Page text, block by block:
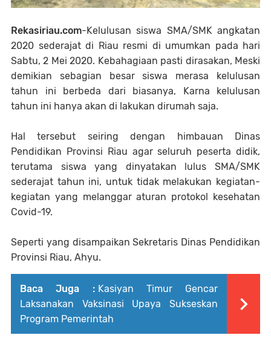
Rekasiriau.com-Kelulusan siswa SMA/SMK angkatan
2020 sederajat di Riau resmi di umumkan pada hari
Sabtu, 2 Mei 2020. Kebahagiaan pasti dirasakan, Meski
demikian sebagian besar siswa merasa kelulusan
tahun ini berbeda dari biasanya, Karna kelulusan
tahun ini hanya akan di lakukan dirumah saja.
Hal tersebut seiring dengan himbauan Dinas
Pendidikan Provinsi Riau agar seluruh peserta didik,
terutama siswa yang dinyatakan lulus SMA/SMK
sederajat tahun ini, untuk tidak melakukan kegiatan-
kegiatan yang melanggar aturan protokol kesehatan
Covid-19.
Seperti yang disampaikan Sekretaris Dinas Pendidikan
Provinsi Riau, Ahyu.
Baca Juga : Kasiyan Timur Gencar
Laksanakan Vaksinasi Upaya Sukseskan
Program Pemerintah